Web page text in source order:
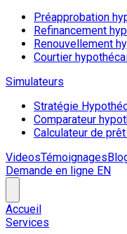
Préapprobation
Refinancement
Renouvellement
Courtier
Simulateurs
Stratégie
Comparateur
Calculateur de
VideosTémoignages
Demande en ligne EN
Accueil
Services